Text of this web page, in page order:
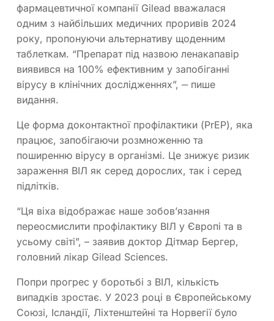
фармацевтичної компанії Gilead вважалася
одним з найбільших медичних проривів 2024
року, пропонуючи альтернативу щоденним
таблеткам. “Препарат під назвою ленакапавір
виявився на 100% ефективним у запобіганні
вірусу в клінічних дослідженнях”, ‒ пише
видання.
Це форма доконтактної профілактики (PrEP), яка
працює, запобігаючи розмноженню та
поширенню вірусу в організмі. Це знижує ризик
зараження ВІЛ як серед дорослих, так і серед
підлітків.
“Ця віха відображає наше зобов’язання
переосмислити профілактику ВІЛ у Європі та в
усьому світі”, – заявив доктор Дітмар Бергер,
головний лікар Gilead Sciences.
Попри прогрес у боротьбі з ВІЛ, кількість
випадків зростає. У 2023 році в Європейському
Союзі, Ісландії, Ліхтенштейні та Норвегії було